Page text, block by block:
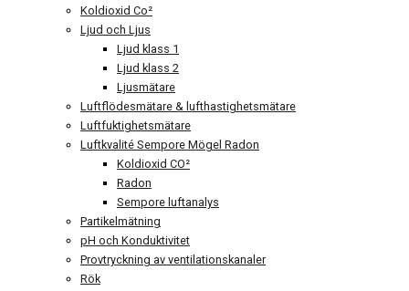
Koldioxid Co²
Ljud och Ljus
Ljud klass 1
Ljud klass 2
Ljusmätare
Luftflödesmätare & lufthastighetsmätare
Luftfuktighetsmätare
Luftkvalité Sempore Mögel Radon
Koldioxid CO²
Radon
Sempore luftanalys
Partikelmätning
pH och Konduktivitet
Provtryckning av ventilationskanaler
Rök